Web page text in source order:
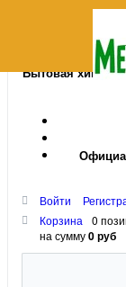
Бытовая химия и
Войти
Корзина
0
на сумму0 руб